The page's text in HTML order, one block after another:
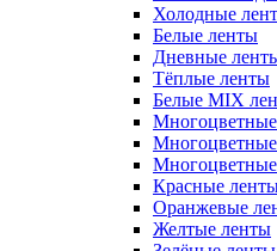
Холодные
Белые ленты
Дневные
Тёплые ленты
Белые MIX
Красные
Оранжевые
Желтые ленты